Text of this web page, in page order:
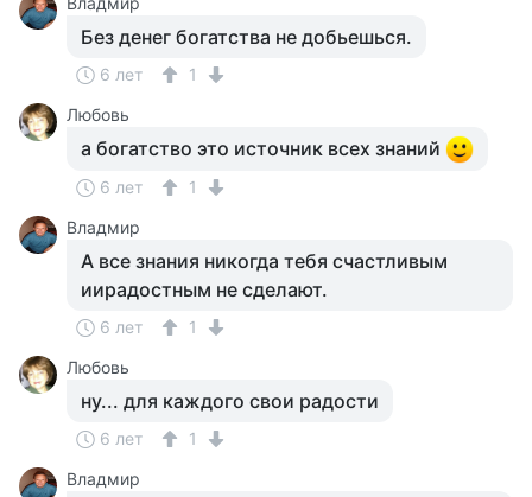
Без денег богатства не добьешься.
6 лет
1
Любовь
а богатство это источник всех знаний
6 лет
1
Владмир
А все знания никогда тебя счастливым
иирадостным не сделают.
6 лет
1
Любовь
ну... для каждого свои радости
6 лет
1
Владмир